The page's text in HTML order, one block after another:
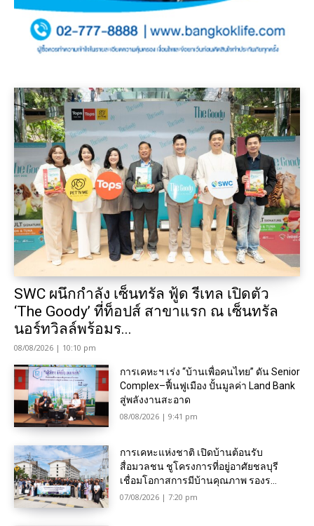
SWC ผนึกกำลัง เซ็นทรัล ฟู้ด รีเทล เปิดตัว
‘The Goody’ ที่ท็อปส์ สาขาแรก ณ เซ็นทรัล
นอร์ทวิลล์พร้อมร...
08/08/2026 | 10:10 pm
การเคหะฯ เร่ง “บ้านเพื่อคนไทย” ดัน Senior
Complex–ฟื้นฟูเมือง ปั้นมูลค่า Land Bank
สู่พลังงานสะอาด
08/08/2026 | 9:41 pm
การเคหะแห่งชาติ เปิดบ้านต้อนรับ
สื่อมวลชน ชูโครงการที่อยู่อาศัยชลบุรี
เชื่อมโอกาสการมีบ้านคุณภาพ รองร...
07/08/2026 | 7:20 pm